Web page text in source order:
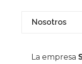
Nosotros
La empresa